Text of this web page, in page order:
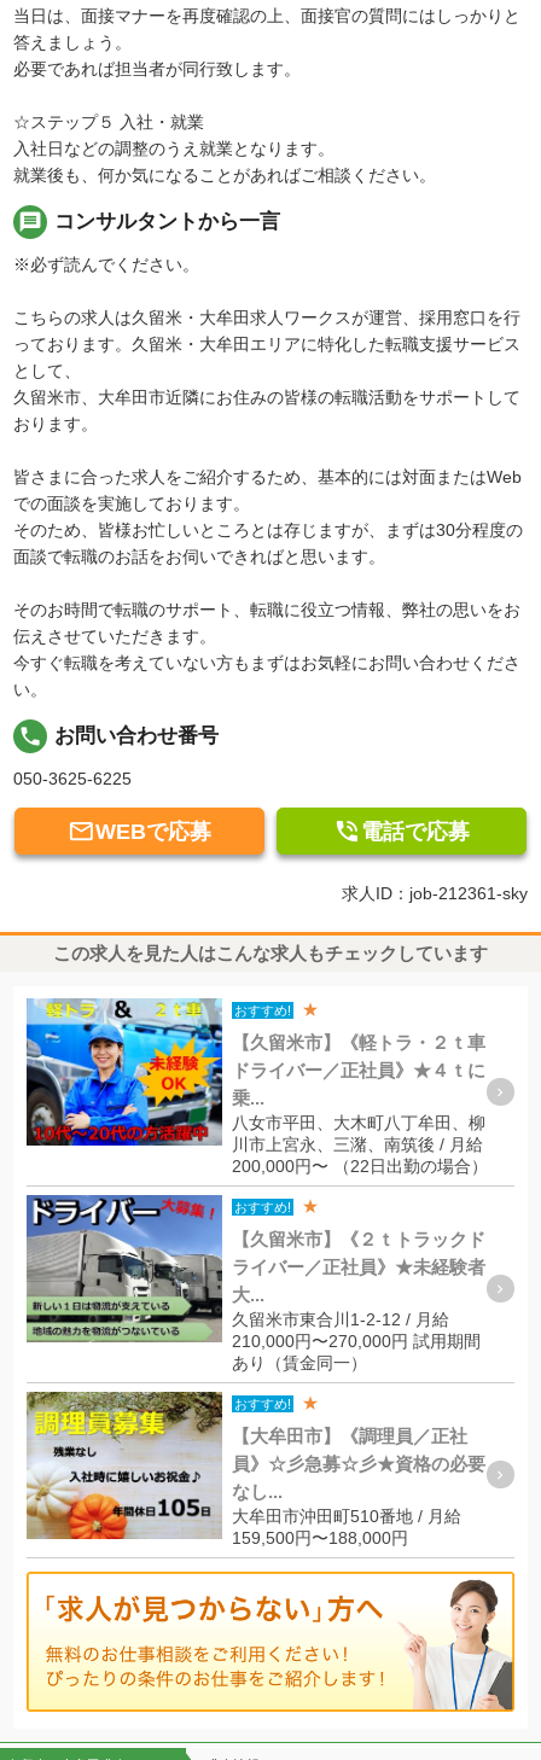
当日は、面接マナーを再度確認の上、面接官の質問にはしっかりと
答えましょう。
必要であれば担当者が同行致します。
☆ステップ５ 入社・就業
入社日などの調整のうえ就業となります。
就業後も、何か気になることがあればご相談ください。
message コンサルタントから一言
※必ず読んでください。
こちらの求人は久留米・大牟田求人ワークスが運営、採用窓口を行
っております。久留米・大牟田エリアに特化した転職支援サービス
として、
久留米市、大牟田市近隣にお住みの皆様の転職活動をサポートして
おります。
皆さまに合った求人をご紹介するため、基本的には対面またはWeb
での面談を実施しております。
そのため、皆様お忙しいところとは存じますが、まずは30分程度の
面談で転職のお話をお伺いできればと思います。
そのお時間で転職のサポート、転職に役立つ情報、弊社の思いをお
伝えさせていただきます。
今すぐ転職を考えていない方もまずはお気軽にお問い合わせくださ
い。
local_phone お問い合わせ番号
050-3625-6225
WEBで応募  電話で応募
求人ID：job-212361-sky
この求人を見た人はこんな求人もチェックしています
おすすめ! ★
【久留米市】《軽トラ・２ｔ車
ドライバー／正社員》★４ｔに
乗...
八女市平田、大木町八丁牟田、柳
川市上宮永、三潴、南筑後 / 月給
200,000円〜 （22日出勤の場合）
おすすめ! ★
【久留米市】《２ｔトラックド
ライバー／正社員》★未経験者
大...
久留米市東合川1-2-12 / 月給
210,000円〜270,000円 試用期間
あり（賃金同一）
おすすめ! ★
【大牟田市】《調理員／正社
員》☆彡急募☆彡★資格の必要
なし...
大牟田市沖田町510番地 / 月給
159,500円〜188,000円